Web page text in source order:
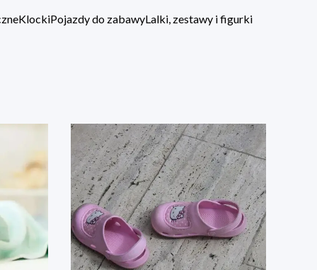
KlockiPojazdy do zabawyLalki, zestawy i figurki